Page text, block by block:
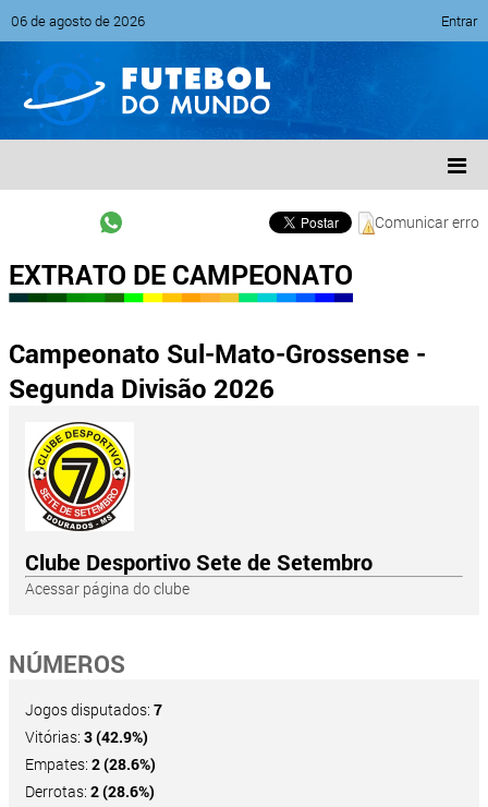
06 de agosto de 2026 Entrar
Comunicar erro
EXTRATO DE CAMPEONATO
Campeonato Sul-Mato-Grossense -
Segunda Divisão 2026
Clube Desportivo Sete de Setembro
Acessar página do clube
NÚMEROS
Jogos disputados: 7
Vitórias: 3 (42.9%)
Empates: 2 (28.6%)
Derrotas: 2 (28.6%)